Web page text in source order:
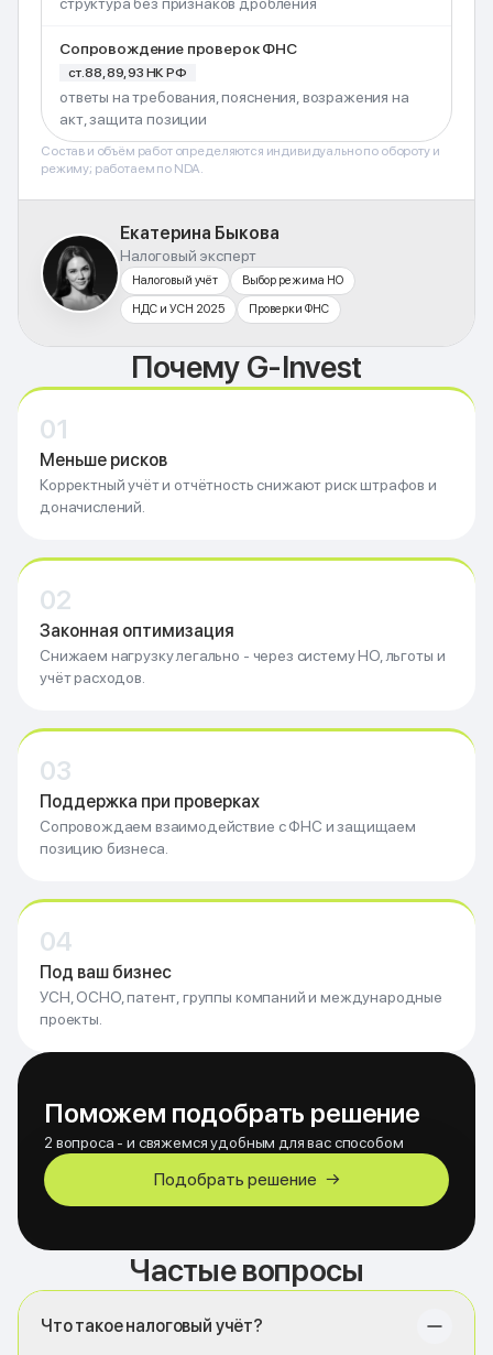
Сопровождение проверок ФНС
ст. 88, 89, 93 НК РФ
ответы на требования, пояснения, возражения на
акт, защита позиции
Состав и объём работ определяются индивидуально по обороту и
режиму; работаем по NDA.
Екатерина Быкова
Налоговый эксперт
Налоговый учёт
Выбор режима НО
НДС и УСН 2025
Проверки ФНС
Почему G-Invest
01
Меньше рисков
Корректный учёт и отчётность снижают риск штрафов и
доначислений.
02
Законная оптимизация
Снижаем нагрузку легально - через систему НО, льготы и
учёт расходов.
03
Поддержка при проверках
Сопровождаем взаимодействие с ФНС и защищаем
позицию бизнеса.
04
Под ваш бизнес
УСН, ОСНО, патент, группы компаний и международные
проекты.
Поможем подобрать решение
2 вопроса - и свяжемся удобным для вас способом
Подобрать решение →
Частые вопросы
Что такое налоговый учёт?